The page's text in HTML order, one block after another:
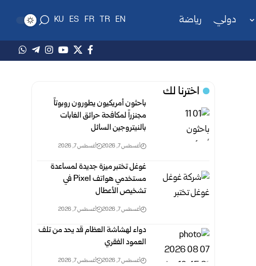
دولي رياضة EN
TR
FR
ES
KU
اخترنا لك
باحثون أمريكيون يطورون روبوتاً
مجنزراً لمكافحة حرائق الغابات
بالنيتروجين السائل
أغسطس 7, 2026 أغسطس 7, 2026
غوغل تختبر ميزة جديدة لمساعدة
مستخدمي هواتف Pixel في
تشخيص الأعطال
أغسطس 7, 2026 أغسطس 7, 2026
دواء لهشاشة العظام قد يحد من تلف
العمود الفقري
أغسطس 7, 2026 أغسطس 7, 2026